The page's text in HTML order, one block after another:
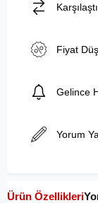
Fiyat
Gelince
Yorum
Ürün Özellikleri